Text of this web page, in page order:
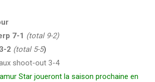
7-1 (total 9-2)
2 (total 5-5)
shoot-out 3-4
Star joueront la saison prochaine en